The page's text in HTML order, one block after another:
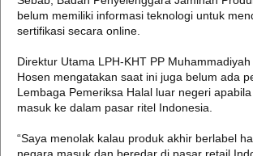
belum memiliki informasi teknologi untuk
sertifikasi secara online.
Direktur Utama LPH-KHT PP
Hosen mengatakan saat ini juga belum ada
Lembaga Pemeriksa Halal luar negeri
masuk ke dalam pasar ritel Indonesia.
“Saya menolak kalau produk akhir berlabel